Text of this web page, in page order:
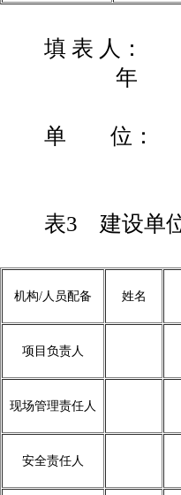
填
年 月
（盖
表3 建设单位
机构/人员配备 姓名
项目负责人
现场管理责任人
安全责任人